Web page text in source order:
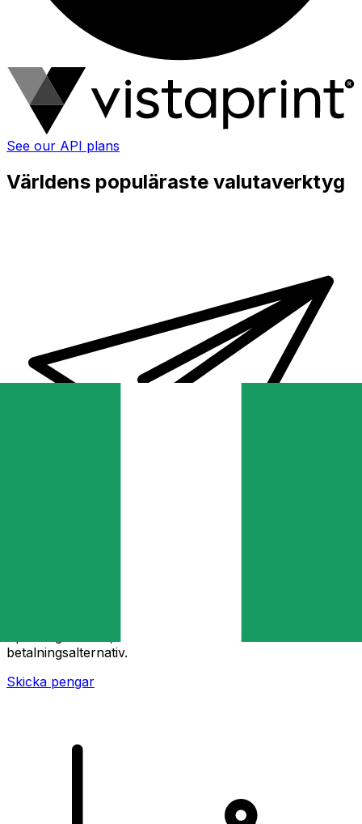
See our API plans
Världens populäraste valutaverktyg
betalningsalternativ.
Skicka pengar